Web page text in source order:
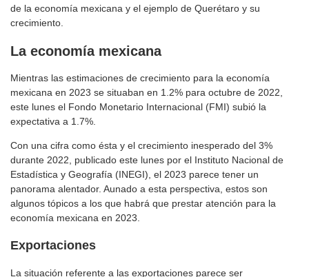
de la economía mexicana y el ejemplo de Querétaro y su
crecimiento.
La economía mexicana
Mientras las estimaciones de crecimiento para la economía
mexicana en 2023 se situaban en 1.2% para octubre de 2022,
este lunes el Fondo Monetario Internacional (FMI) subió la
expectativa a 1.7%.
Con una cifra como ésta y el crecimiento inesperado del 3%
durante 2022, publicado este lunes por el Instituto Nacional de
Estadística y Geografía (INEGI), el 2023 parece tener un
panorama alentador. Aunado a esta perspectiva, estos son
algunos tópicos a los que habrá que prestar atención para la
economía mexicana en 2023.
Exportaciones
La situación referente a las exportaciones parece ser